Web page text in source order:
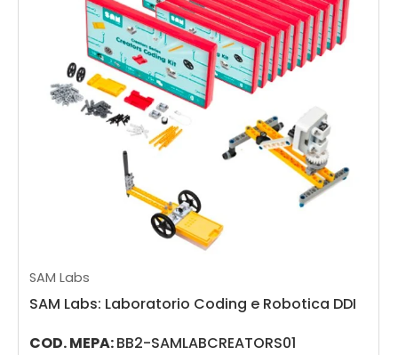
SAM Labs
SAM Labs: Laboratorio Coding e Robotica DDI
COD. MEPA:BB2-SAMLABCREATORS01